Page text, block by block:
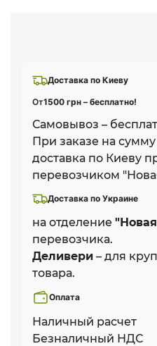
Доставка по Киеву
От1500 грн – бесплатно!
Самовывоз –
При заказе на сумму
доставка по Киеву
перевозчиком
Доставка по Украине
на отделение
перевозчика.
Деливери – для
товара.
Оплата
Наличный расчет
Безналичный НДС